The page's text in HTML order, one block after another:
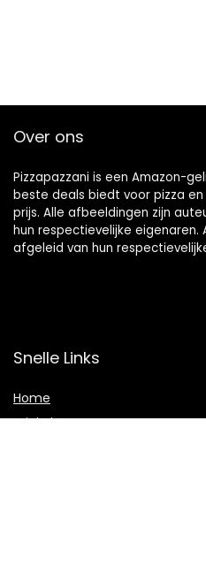
Over ons
Pizzapazzani is een Amazon-
beste deals biedt voor pizza
prijs. Alle afbeeldingen zijn
hun respectievelijke eigenaren.
afgeleid van hun
Snelle Links
Home
Winkel